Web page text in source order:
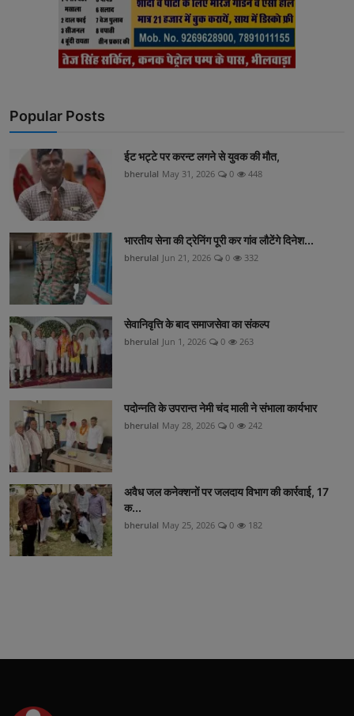
Popular Posts
ईट भट्टे पर करन्ट लगने से युवक की मौत,
bherulal May 31, 2026 0 448
भारतीय सेना की ट्रेनिंग पूरी कर गांव लौटेंगे दिनेश...
bherulal Jun 21, 2026 0 332
सेवानिवृत्ति के बाद समाजसेवा का संकल्प
bherulal Jun 1, 2026 0 263
पदोन्नति के उपरान्त नेमी चंद माली ने संभाला कार्यभार
bherulal May 28, 2026 0 242
अवैध जल कनेक्शनों पर जलदाय विभाग की कार्रवाई, 17
क...
bherulal May 25, 2026 0 182